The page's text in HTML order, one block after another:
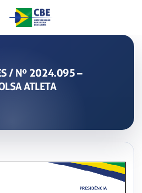
/ Nº 2024.095 –
ATLETA